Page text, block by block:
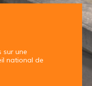
sur une
national de